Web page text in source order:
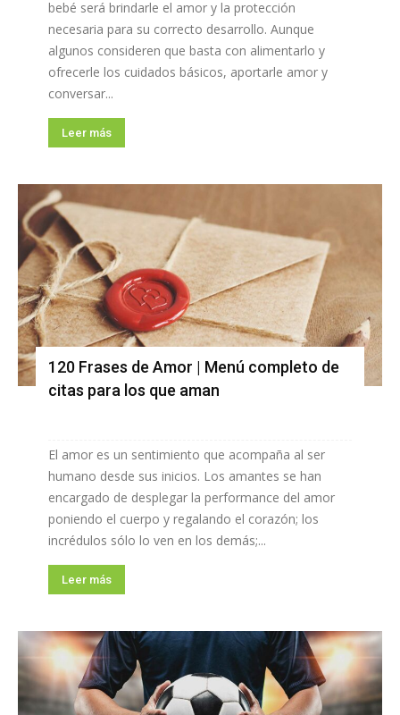
bebé será brindarle el amor y la protección
necesaria para su correcto desarrollo. Aunque
algunos consideren que basta con alimentarlo y
ofrecerle los cuidados básicos, aportarle amor y
conversar...
Leer más
120 Frases de Amor | Menú completo de
citas para los que aman
El amor es un sentimiento que acompaña al ser
humano desde sus inicios. Los amantes se han
encargado de desplegar la performance del amor
poniendo el cuerpo y regalando el corazón; los
incrédulos sólo lo ven en los demás;...
Leer más